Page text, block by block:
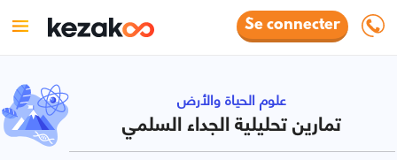
Se connecter
علوم الحياة والأرض
تمارين تحليلية الجداء السلمي